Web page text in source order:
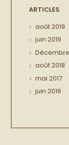
ARTICLES
août2019
juin 2019
Décembre
août2018
mai 2017
juin 2016